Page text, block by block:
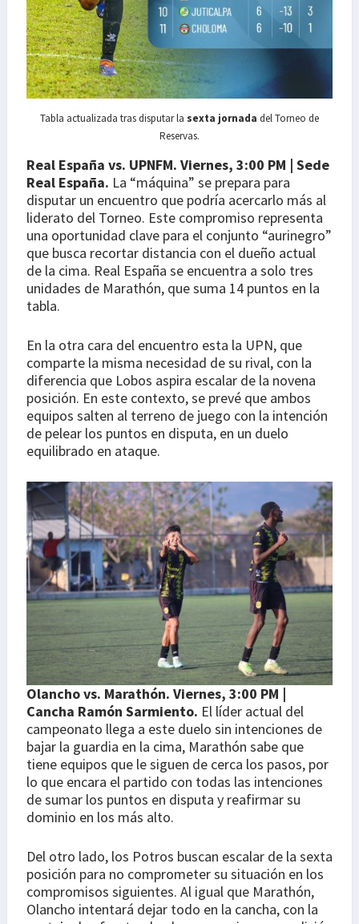
Tabla actualizada tras disputar la sexta jornada del Torneo de
Reservas.
Real España vs. UPNFM. Viernes, 3:00 PM | Sede
Real España. La “máquina” se prepara para
disputar un encuentro que podría acercarlo más al
liderato del Torneo. Este compromiso representa
una oportunidad clave para el conjunto “aurinegro”
que busca recortar distancia con el dueño actual
de la cima. Real España se encuentra a solo tres
unidades de Marathón, que suma 14 puntos en la
tabla.
En la otra cara del encuentro esta la UPN, que
comparte la misma necesidad de su rival, con la
diferencia que Lobos aspira escalar de la novena
posición. En este contexto, se prevé que ambos
equipos salten al terreno de juego con la intención
de pelear los puntos en disputa, en un duelo
equilibrado en ataque.
Olancho vs. Marathón. Viernes, 3:00 PM |
Cancha Ramón Sarmiento. El líder actual del
campeonato llega a este duelo sin intenciones de
bajar la guardia en la cima, Marathón sabe que
tiene equipos que le siguen de cerca los pasos, por
lo que encara el partido con todas las intenciones
de sumar los puntos en disputa y reafirmar su
dominio en los más alto.
Del otro lado, los Potros buscan escalar de la sexta
posición para no comprometer su situación en los
compromisos siguientes. Al igual que Marathón,
Olancho intentará dejar todo en la cancha, con la